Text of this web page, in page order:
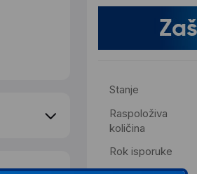
Stanje
Raspoloživa
količina
Rok isporuke